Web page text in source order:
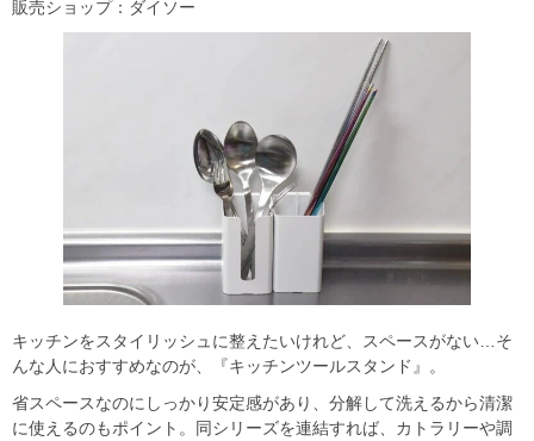
販売ショップ：ダイソー
キッチンをスタイリッシュに整えたいけれど、スペースがない…そ
んな人におすすめなのが、『キッチンツールスタンド』。
省スペースなのにしっかり安定感があり、分解して洗えるから清潔
に使えるのもポイント。同シリーズを連結すれば、カトラリーや調